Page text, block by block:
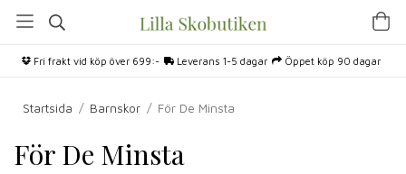
Fri frakt vid köp över 699:- Leverans 1-5 dagar Öppet köp 90 dagar
Startsida / Barnskor / För De Minsta
För De Minsta